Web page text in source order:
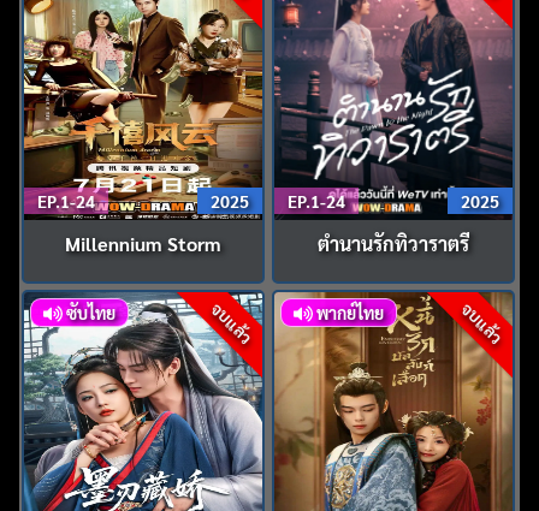
EP.1-24 2025
Millennium Storm
EP.1-24 2025
ตำนานรักทิวาราตรี
จบแล้ว
ซับไทย จบแล้ว
พากย์ไทย